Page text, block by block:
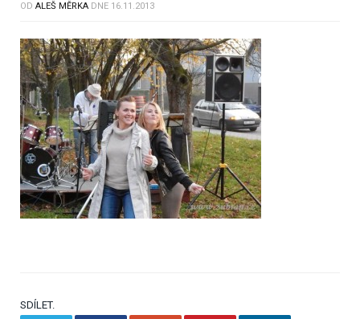
OD ALEŠ MĚRKA DNE 16.11.2013
SDÍLET.